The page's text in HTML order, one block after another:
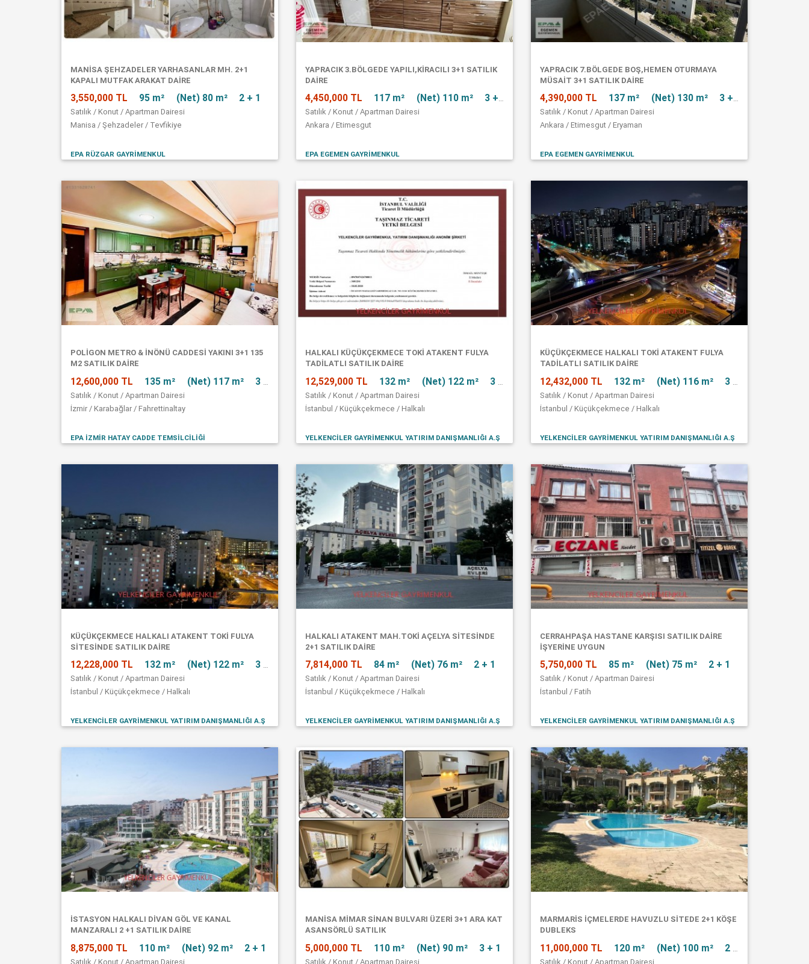
MANISA ŞEHZADELER YARHASANLAR MH. 2+1
KAPALI MUTFAK ARAKAT DAIRE
3,550,000 TL 95 m² (Net) 80 m² 2 + 1
Satılık / Konut / Apartman Dairesi
Manisa / Şehzadeler / Tevfikiye
EPA RÜZGAR GAYRİMENKUL
YAPRACIK 3.BÖLGEDE YAPILI,KİRACILI 3+1 SATILIK
DAİRE
4,450,000 TL 117 m² (Net) 110 m² 3 + 1
Satılık / Konut / Apartman Dairesi
Ankara / Etimesgut
EPA EGEMEN GAYRİMENKUL
YAPRACIK 7.BÖLGEDE BOŞ,HEMEN OTURMAYA
MÜSAİT 3+1 SATILIK DAİRE
4,390,000 TL 137 m² (Net) 130 m² 3 + 1
Satılık / Konut / Apartman Dairesi
Ankara / Etimesgut / Eryaman
EPA EGEMEN GAYRİMENKUL
POLİGON METRO & İNÖNÜ CADDESİ YAKINI 3+1 135
M2 SATILIK DAİRE
12,600,000 TL 135 m² (Net) 117 m² 3 + 1
Satılık / Konut / Apartman Dairesi
İzmir / Karabağlar / Fahrettinaltay
EPA İZMİR HATAY CADDE TEMSİLCİLİĞİ
HALKALI KÜÇÜKÇEKMECE TOKİ ATAKENT FULYA
TADİLATLI SATILIK DAİRE
12,529,000 TL 132 m² (Net) 122 m² 3 + 1
Satılık / Konut / Apartman Dairesi
İstanbul / Küçükçekmece / Halkalı
YELKENCİLER GAYRİMENKUL YATIRIM DANIŞMANLIĞI A.Ş
KÜÇÜKÇEKMECE HALKALI TOKİ ATAKENT FULYA
TADİLATLI SATILIK DAİRE
12,432,000 TL 132 m² (Net) 116 m² 3 + 1
Satılık / Konut / Apartman Dairesi
İstanbul / Küçükçekmece / Halkalı
YELKENCİLER GAYRİMENKUL YATIRIM DANIŞMANLIĞI A.Ş
KÜÇÜKÇEKMECE HALKALI ATAKENT TOKİ FULYA
SİTESİNDE SATILIK DAİRE
12,228,000 TL 132 m² (Net) 122 m² 3 + 1
Satılık / Konut / Apartman Dairesi
İstanbul / Küçükçekmece / Halkalı
YELKENCİLER GAYRİMENKUL YATIRIM DANIŞMANLIĞI A.Ş
HALKALI ATAKENT MAH.TOKİ AÇELYA SİTESİNDE
2+1 SATILIK DAİRE
7,814,000 TL 84 m² (Net) 76 m² 2 + 1
Satılık / Konut / Apartman Dairesi
İstanbul / Küçükçekmece / Halkalı
YELKENCİLER GAYRİMENKUL YATIRIM DANIŞMANLIĞI A.Ş
CERRAHPAŞA HASTANE KARŞISI SATILIK DAİRE
İŞYERİNE UYGUN
5,750,000 TL 85 m² (Net) 75 m² 2 + 1
Satılık / Konut / Apartman Dairesi
İstanbul / Fatih
YELKENCİLER GAYRİMENKUL YATIRIM DANIŞMANLIĞI A.Ş
İSTASYON HALKALI DİVAN GÖL VE KANAL
MANZARALI 2 +1 SATILIK DAİRE
8,875,000 TL 110 m² (Net) 92 m² 2 + 1
Satılık / Konut / Apartman Dairesi
MANISA MIMAR SINAN BULVARI ÜZERI 3+1 ARA KAT
ASANSÖRLÜ SATILIK
5,000,000 TL 110 m² (Net) 90 m² 3 + 1
Satılık / Konut / Apartman Dairesi
MARMARIS İÇMELERDE HAVUZLU SITEDE 2+1 KÖŞE
DUBLEKS
11,000,000 TL 120 m² (Net) 100 m² 2 + 1
Satılık / Konut / Apartman Dairesi